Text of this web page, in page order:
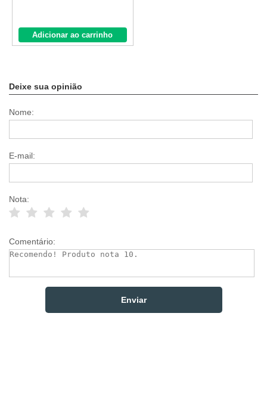
Adicionar ao carrinho
Deixe sua opinião
Nome:
E-mail:
Nota:
Comentário: